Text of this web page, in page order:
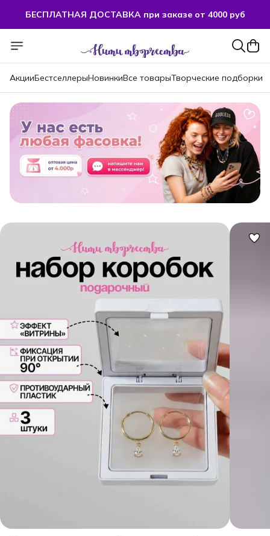
БЕСПЛАТНАЯ ДОСТАВКА при заказе от 4000 руб
БЕСПЛАТНАЯ ДОСТАВКА при заказе от 4000 руб
АкцииБестселлерыНовинкиВсе товарыТворческие подборки